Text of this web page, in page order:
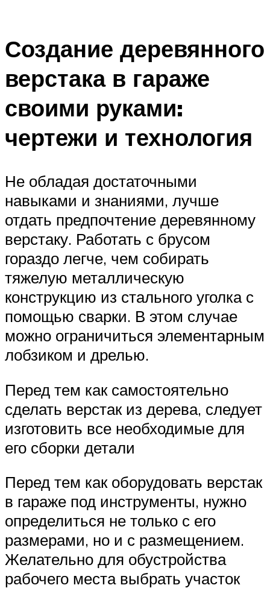
Создание деревянного
верстака в гараже
своими руками:
чертежи и технология
Не обладая достаточными
навыками и знаниями, лучше
отдать предпочтение деревянному
верстаку. Работать с брусом
гораздо легче, чем собирать
тяжелую металлическую
конструкцию из стального уголка с
помощью сварки. В этом случае
можно ограничиться элементарным
лобзиком и дрелью.
Перед тем как самостоятельно
сделать верстак из дерева, следует
изготовить все необходимые для
его сборки детали
Перед тем как оборудовать верстак
в гараже под инструменты, нужно
определиться не только с его
размерами, но и с размещением.
Желательно для обустройства
рабочего места выбрать участок